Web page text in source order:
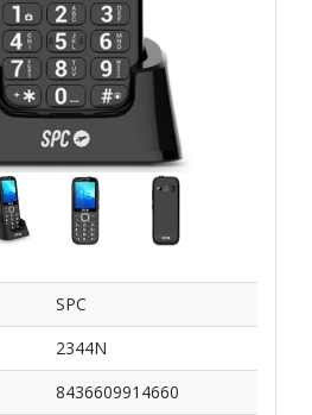
SPC
2344N
8436609914660